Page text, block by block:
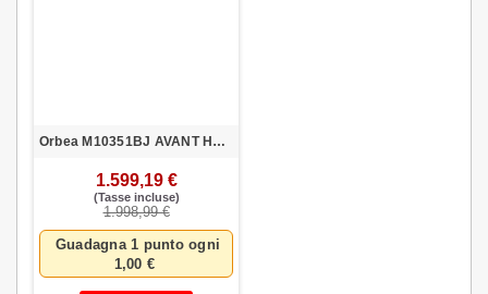
Orbea M10351BJ AVANT H30-D 51 VEM-ORO 2022
1.599,19 €
(Tasse incluse)
1.998,99 €
Guadagna 1 punto ogni
1,00 €